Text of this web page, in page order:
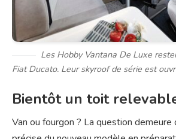
Les Hobby Vantana De Luxe
Fiat Ducato. Leur skyroof de série est
Bientôt un toit
Van ou fourgon ? La question demeure